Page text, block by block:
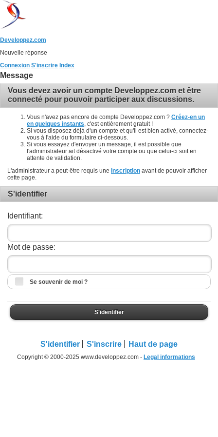
Developpez.com
Nouvelle réponse
Connexion S'inscrire Index
Message
Vous devez avoir un compte Developpez.com et être
connecté pour pouvoir participer aux discussions.
Vous n'avez pas encore de compte Developpez.com ? Créez-en un
en quelques instants , c'est entièrement gratuit !
Si vous disposez déjà d'un compte et qu'il est bien activé, connectez-
vous à l'aide du formulaire ci-dessous.
Si vous essayez d'envoyer un message, il est possible que
l'administrateur ait désactivé votre compte ou que celui-ci soit en
attente de validation.
L'administrateur a peut-être requis une inscription avant de pouvoir afficher
cette page.
S'identifier
Identifiant:
Mot de passe:
Se souvenir de moi ?
S'identifier
S'identifier S'inscrire Haut de page
Copyright © 2000-2025 www.developpez.com - Legal informations